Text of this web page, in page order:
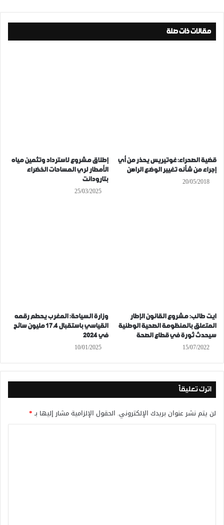
مقالات ذات صلة
قضية الصحراء: غوتيريس يحذر من أي
إجراء من شأنه تغيير الوضع الراهن
20/05/2018
إطلاق مشروع لاسترداد وتثمين مياه
الأمطار لري المساحات الخضراء
بتارودانت
25/03/2025
ايت طالب: مشروع القانون الإطار
المتعلق بالمنظومة الصحية الوطنية
سيحدث ثورة في قطاع الصحة
15/07/2022
وزارة السياحة: المغرب يحطم رقمه
القياسي باستقبال 17.4 مليون سائح
في 2024
10/01/2025
اترك تعليقاً
لن يتم نشر عنوان بريدك الإلكتروني. الحقول الإلزامية مشار إليها بـ*